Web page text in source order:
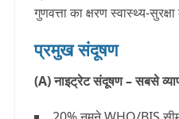
गुणवत्ता का क्षरण स्वास्थ्य-
प्रमुख संदूषण
(A) नाइट्रेट संदूषण – सबसे